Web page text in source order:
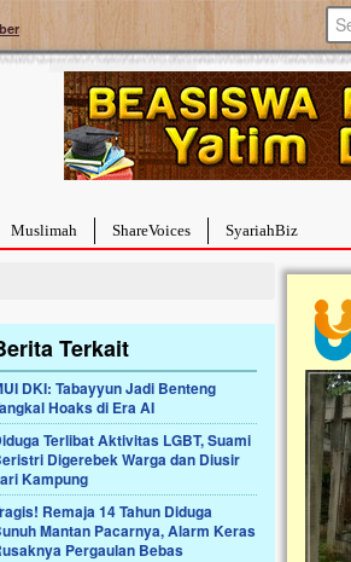
Muslimah ShareVoices SyariahBiz
Terkait
DKI: Tabayyun Jadi Benteng
Hoaks di Era AI
Terlibat Aktivitas LGBT, Suami
Digerebek Warga dan Diusir
Kampung
Remaja 14 Tahun Diduga
Mantan Pacarnya, Alarm Keras
Pergaulan Bebas